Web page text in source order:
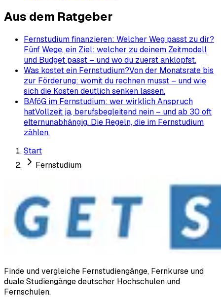
Aus dem Ratgeber
Fernstudium finanzieren: Welcher Weg passt zu dir?
Fünf Wege, ein Ziel: welcher zu deinem Zeitmodell
und Budget passt – und wo du zuerst anklopfst.
Was kostet ein Fernstudium?Von der Monatsrate bis
zur Förderung: womit du rechnen musst – und wie
sich die Kosten deutlich senken lassen.
BAföG im Fernstudium: wer wirklich Anspruch
hatVollzeit ja, berufsbegleitend nein – und ab 30 oft
elternunabhängig. Die Regeln, die im Fernstudium
zählen.
Start
Fernstudium
Finde und vergleiche Fernstudiengänge, Fernkurse und
duale Studiengänge deutscher Hochschulen und
Fernschulen.